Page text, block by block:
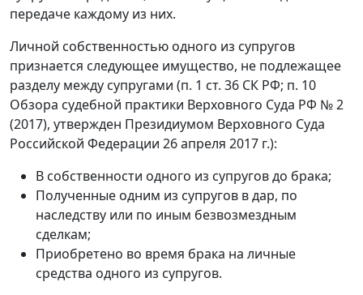
передаче каждому из них.
Личной собственностью одного из супругов
признается следующее имущество, не подлежащее
разделу между супругами (п. 1 ст. 36 СК РФ; п. 10
Обзора судебной практики Верховного Суда РФ № 2
(2017), утвержден Президиумом Верховного Суда
Российской Федерации 26 апреля 2017 г.):
В собственности одного из супругов до брака;
Полученные одним из супругов в дар, по
наследству или по иным безвозмездным
сделкам;
Приобретено во время брака на личные
средства одного из супругов.